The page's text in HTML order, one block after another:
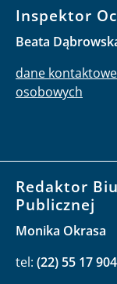
Inspektor
Beata
dane
osobowych
Redaktor
Publicznej
Monika Okrasa
tel: (22) 55 17 904